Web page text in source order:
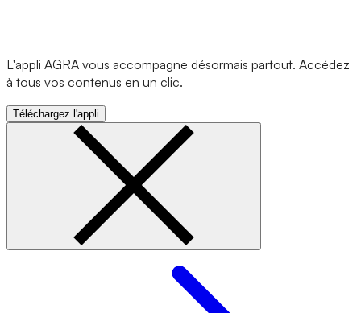
L'appli AGRA vous accompagne désormais partout. Accédez
à tous vos contenus en un clic.
Téléchargez l'appli